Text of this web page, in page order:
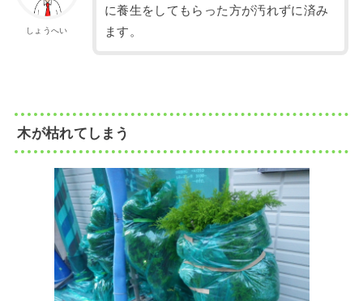
しょうへい
に養生をしてもらった方が汚れずに済み
ます。
木が枯れてしまう